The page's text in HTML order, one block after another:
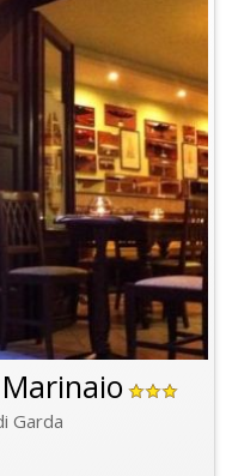
Garda